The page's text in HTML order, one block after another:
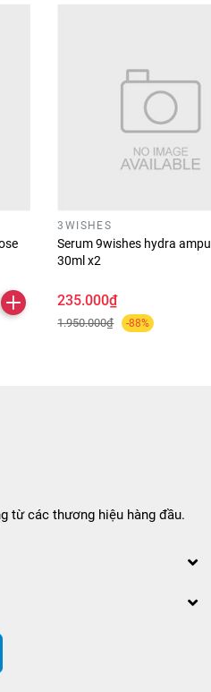
3WISHES
Serum 9wishes hydra
30ml x2
235.000₫
1.950.000₫ -88%
từ các thương hiệu hàng đầu.